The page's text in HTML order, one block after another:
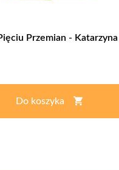
Przemian -
Do koszyka